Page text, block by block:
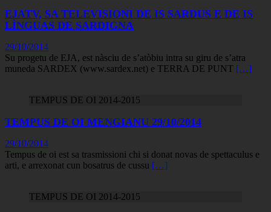
EJATV, SA TELEVISIONI DE IS SARDUS E DE IS
LÌNGUAS DE SARDIGNA
29/10/2014
Su progetu de EJA, est nàsciu de s’atòbiu intra su giru de s’atra
muneda SARDEX (www.sardex.net) e TERRA DE PUNT […]
TEMPUS DE OI 2014-2015
TEMPUS DE OI MENGIANU 29/10/2014
29/10/2014
Tempus de oi est sa trasmissioni chi si donat novas de spettaculus e
arti, e arrexonat cun bosatrus de cussu […]
TEMPUS DE OI 2014-2015